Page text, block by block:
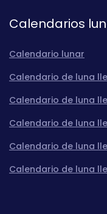
Calendarios
Calendario lunar
Calendario de luna
Calendario de luna
Calendario de luna
Calendario de luna
Calendario de luna